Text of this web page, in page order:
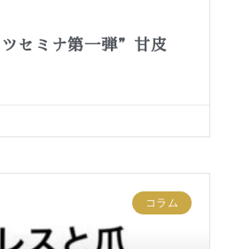
セミナ第一弾”甘皮
コラム